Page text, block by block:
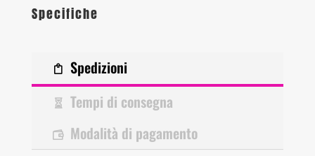
Specifiche
Spedizioni
Tempi di consegna
Modalità di pagamento